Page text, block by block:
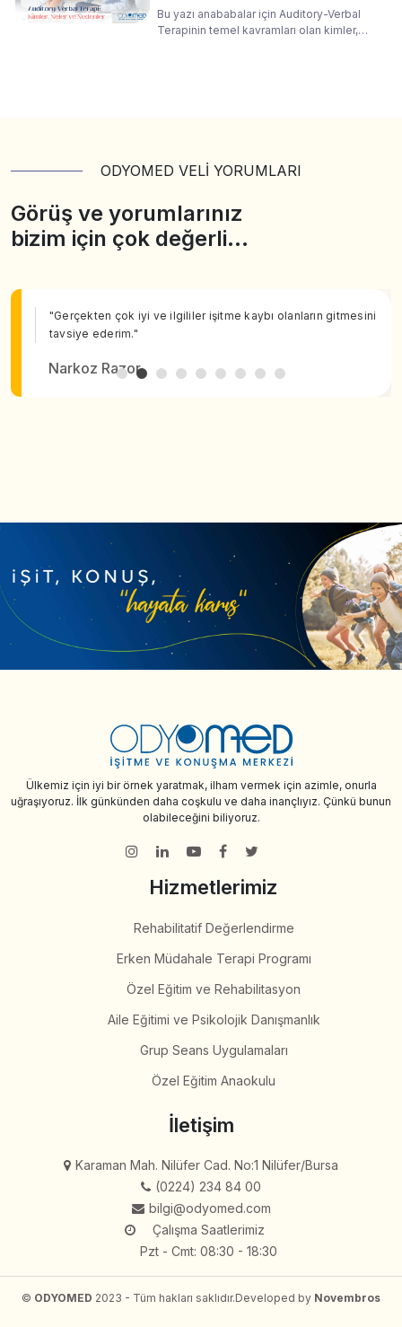
Bu yazı anababalar için Auditory-Verbal
Terapinin temel kavramları olan kimler,
ODYOMED VELİ YORUMLARI
Görüş ve yorumlarınız
bizim için çok değerli…
"Gerçekten çok iyi ve ilgililer işitme kaybı olanların gitmesini
tavsiye ederim."
Narkoz Razor
Ülkemiz için iyi bir örnek yaratmak, ilham vermek için azimle, onurla
uğraşıyoruz. İlk günkünden daha coşkulu ve daha inançlıyız. Çünkü bunun
olabileceğini biliyoruz.
Hizmetlerimiz
Rehabilitatif Değerlendirme
Erken Müdahale Terapi Programı
Özel Eğitim ve Rehabilitasyon
Aile Eğitimi ve Psikolojik Danışmanlık
Grup Seans Uygulamaları
Özel Eğitim Anaokulu
İletişim
Karaman Mah. Nilüfer Cad. No:1 Nilüfer/Bursa
(0224) 234 84 00
bilgi@odyomed.com
Çalışma Saatlerimiz
Pzt - Cmt: 08:30 - 18:30
© ODYOMED 2023 - Tüm hakları saklıdır.Developed by Novembros